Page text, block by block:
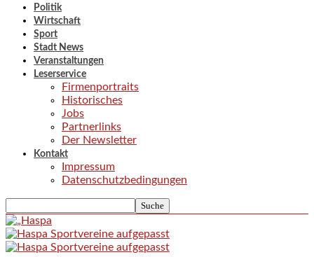
Politik
Wirtschaft
Sport
Stadt News
Veranstaltungen
Leserservice
Firmenportraits
Historisches
Jobs
Partnerlinks
Der Newsletter
Kontakt
Impressum
Datenschutzbedingungen